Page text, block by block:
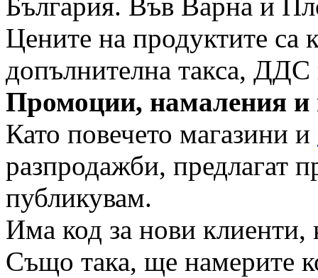
България. Във Варна и
Цените на продуктите са
допълнителна такса,
Промоции, намаления и
Като повечето магазини и
разпродажби, предлагат
публикувам.
Има код за нови клиенти,
Също така, ще намерите